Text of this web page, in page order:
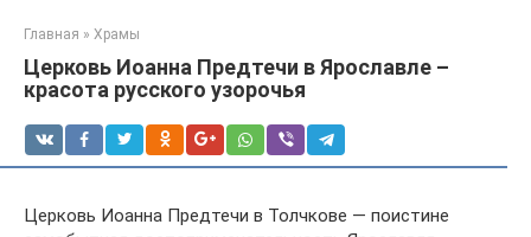
Главная » Храмы
Церковь Иоанна Предтечи в Ярославле –
красота русского узорочья
Церковь Иоанна Предтечи в Толчкове — поистине